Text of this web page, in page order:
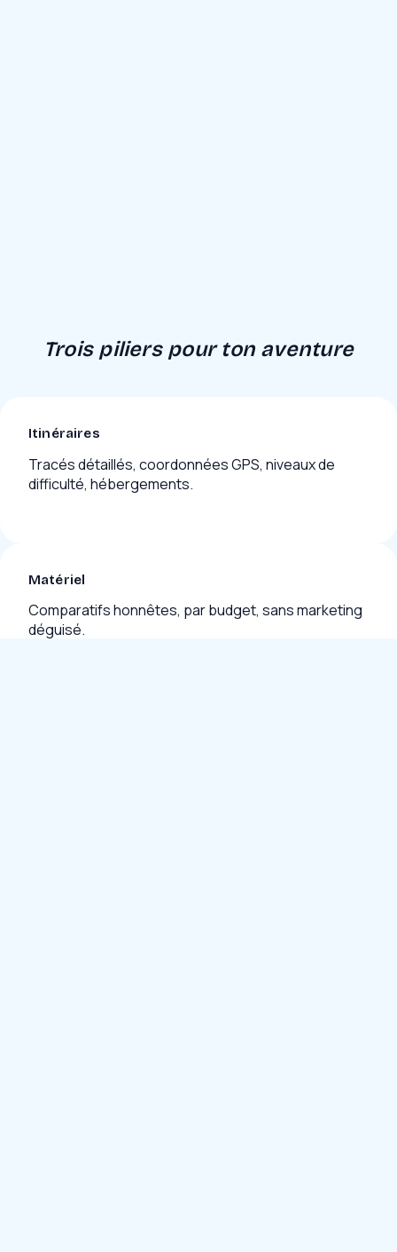
Trois piliers pour ton aventure
Itinéraires
Tracés détaillés, coordonnées GPS, niveaux de
difficulté, hébergements.
Matériel
Comparatifs honnêtes, par budget, sans marketing
déguisé.